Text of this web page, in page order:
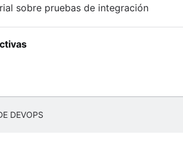
sobre pruebas de integración
el modelo previamente entrenado
ImageLabeller con Bitbucket
DEVOPS